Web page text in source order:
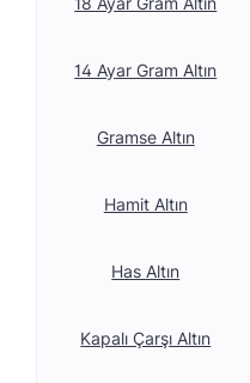
14 Ayar Gram Altın
Gramse Altın
Hamit Altın
Has Altın
Kapalı Çarşı Altın